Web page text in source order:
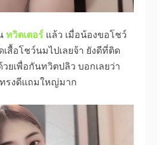
ทวิตเตอร์ แล้ว เมื่อน้องขอโชว์
เสื้อโชว์นมไปเลยจ้า ยังดีที่ติด
วยเพื่อกันทวิตปลิว บอกเลยว่า
รงดีแถมใหญ่มาก